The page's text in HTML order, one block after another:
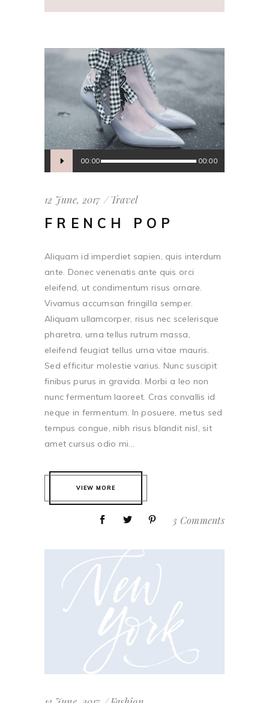
Audio
Player
00:00 00:00
12 June, 2017 Travel
FRENCH POP
Aliquam id imperdiet sapien, quis interdum
ante. Donec venenatis ante quis orci
eleifend, ut condimentum risus ornare.
Vivamus accumsan fringilla semper.
Aliquam ullamcorper, risus nec scelerisque
pharetra, urna tellus rutrum massa,
eleifend feugiat tellus urna vitae mauris.
Sed efficitur molestie varius. Nunc suscipit
finibus purus in gravida. Morbi a leo non
nunc fermentum laoreet. Cras convallis id
neque in fermentum. In posuere, metus sed
tempus congue, nibh risus blandit nisl, sit
amet cursus odio mi...
VIEW MORE
3 Comments